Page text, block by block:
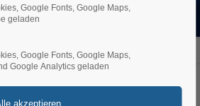
Google Fonts, Google Maps,
geladen
Google Fonts, Google Maps,
Google Analytics geladen